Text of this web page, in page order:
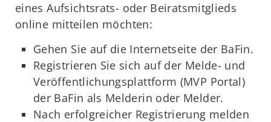
eines Aufsichtsrats- oder Beiratsmitglieds
online mitteilen möchten:
Gehen Sie auf die Internetseite der BaFin.
Registrieren Sie sich auf der Melde- und
Veröffentlichungsplattform (MVP Portal)
der BaFin als Melderin oder Melder.
Nach erfolgreicher Registrierung melden